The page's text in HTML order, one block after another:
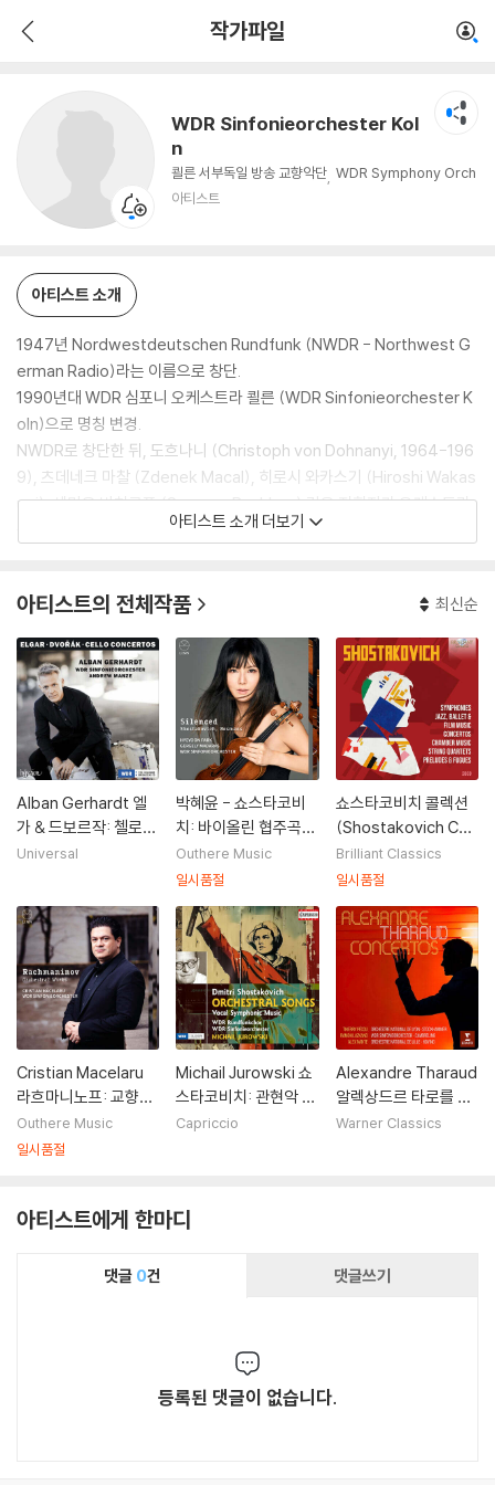
작가파일
WDR Sinfonieorchester Kol
n
쾰른 서부독일 방송 교향악단 WDR Symphony Orch
estra Cologne
아티스트
아티스트 소개
1947년 Nordwestdeutschen Rundfunk (NWDR - Northwest G
erman Radio)라는 이름으로 창단.
1990년대 WDR 심포니 오케스트라 쾰른 (WDR Sinfonieorchester K
oln)으로 명칭 변경.
NWDR로 창단한 뒤, 도흐나니 (Christoph von Dohnanyi, 1964-196
9), 츠데네크 마찰 (Zdenek Macal), 히로시 와카스기 (Hiroshi Wakas
ugi), 세미온 비치코프 (Semyon Bychkov) 같은 지휘자가 오케스트라
를 이끌었으며, 칼 뵘 (Karl Bohm), 프리츠 부쉬 (Fritz Busch), 에리히
bado)와 같은 지휘자들이 이 오케스트라를 거쳐갔다. 2010년부터는 유
카-페카 사라스테 (Jukka-Pekka Saraste)가 상임지휘를 맡고 있다.
루치아노 베리오 (Luciano Berio), 한스 베르너 헨체 (Hans Werner H
enze), 마우리치오 카겔 (Mauricio Kagel), 크시슈토프 펜데레츠키(Kr
zysztof Penderecki), 칼하인츠 슈톡하우젠 (Karlheinz Stockhaus
en)과 같은 20세기 작곡가들의 작품을 초연하면서 현대음악에 뛰어난 오
케스트라로 명성을 얻었다.
아티스트 소개 더보기
아티스트의 전체작품 최신순
Alban Gerhardt 엘
가 & 드보르작: 첼로
협주곡 (Elgar & Dvor
Universal
박혜윤 - 쇼스타코비
치: 바이올린 협주곡
외 (Silenced - Shos
takovich: Violin Co
Outhere Music
일시품절
쇼스타코비치 콜렉션
(Shostakovich Coll
ection) [28CD 박스
세트]
Brilliant Classics
일시품절
Cristian Macelaru
라흐마니노프: 교향곡
전곡, 죽음의 섬 외 (R
achmaninoff: Orch
Outhere Music
일시품절
Michail Jurowski 쇼
스타코비치: 관현악 반
주 가곡 및 성악을 동반
mphonic Music)
Capriccio
Alexandre Tharaud
알렉상드르 타로를 위
한 헌정된 피아노 협주
Warner Classics
아티스트에게 한마디
댓글 0건 댓글쓰기
등록된 댓글이 없습니다.